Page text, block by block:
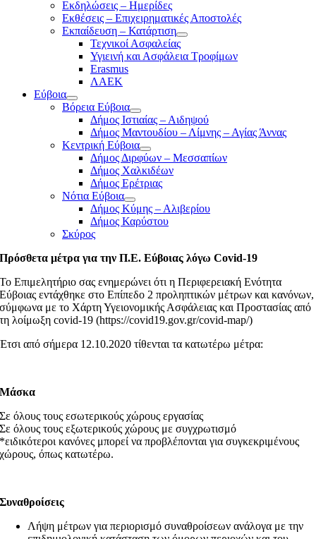
Εκδηλώσεις – Ημερίδες
Εκθέσεις – Επιχειρηματικές Αποστολές
Εκπαίδευση – Κατάρτιση
Τεχνικοί Ασφαλείας
Υγιεινή και Ασφάλεια Τροφίμων
Erasmus
ΛΑΕΚ
Εύβοια
Βόρεια Εύβοια
Δήμος Ιστιαίας – Αιδηψού
Δήμος Μαντουδίου – Λίμνης – Αγίας Άννας
Κεντρική Εύβοια
Δήμος Διρφύων – Μεσσαπίων
Δήμος Χαλκιδέων
Δήμος Ερέτριας
Νότια Εύβοια
Δήμος Κύμης – Αλιβερίου
Δήμος Καρύστου
Σκύρος
Πρόσθετα μέτρα για την Π.Ε. Εύβοιας λόγω Covid-19
Το Επιμελητήριο σας ενημερώνει ότι η Περιφερειακή Ενότητα
Εύβοιας εντάχθηκε στο Επίπεδο 2 προληπτικών μέτρων και κανόνων,
σύμφωνα με το Χάρτη Υγειονομικής Ασφάλειας και Προστασίας από
τη λοίμωξη covid-19 (https://covid19.gov.gr/covid-map/)
Έτσι από σήμερα 12.10.2020 τίθενται τα κατωτέρω μέτρα:
Μάσκα
Σε όλους τους εσωτερικούς χώρους εργασίας
Σε όλους τους εξωτερικούς χώρους με συγχρωτισμό
*ειδικότεροι κανόνες μπορεί να προβλέπονται για συγκεκριμένους
χώρους, όπως κατωτέρω.
Συναθροίσεις
Λήψη μέτρων για περιορισμό συναθροίσεων ανάλογα με την